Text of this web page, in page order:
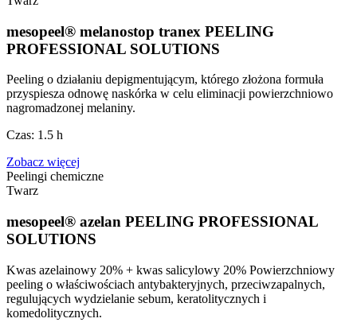
mesopeel® melanostop tranex PEELING
PROFESSIONAL SOLUTIONS
Peeling o działaniu depigmentującym, którego złożona formuła
przyspiesza odnowę naskórka w celu eliminacji powierzchniowo
nagromadzonej melaniny.
Czas: 1.5 h
Zobacz więcej
Peelingi chemiczne
Twarz
mesopeel® azelan PEELING PROFESSIONAL
SOLUTIONS
Kwas azelainowy 20% + kwas salicylowy 20% Powierzchniowy
peeling o właściwościach antybakteryjnych, przeciwzapalnych,
regulujących wydzielanie sebum, keratolitycznych i
komedolitycznych.